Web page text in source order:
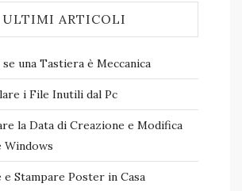
ULTIMI ARTICOLI
una Tastiera è Meccanica
i File Inutili dal Pc
la Data di Creazione e Modifica
Windows
e Stampare Poster in Casa